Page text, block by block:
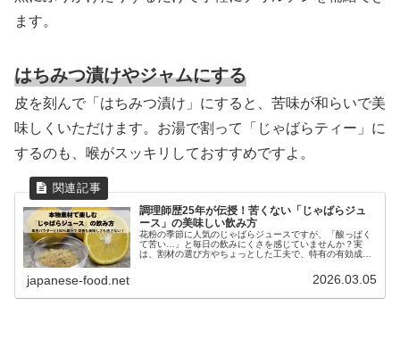
ます。
はちみつ漬けやジャムにする
皮を刻んで「はちみつ漬け」にすると、苦味が和らいで美
味しくいただけます。お湯で割って「じゃばらティー」に
するのも、喉がスッキリしておすすめですよ。
調理師歴25年が伝授！苦くない「じゃばらジュ
ース」の美味しい飲み方
花粉の季節に人気のじゃばらジュースですが、「酸っぱく
て苦い…」と毎日の飲みにくさを感じていませんか？実
は、割材の選び方やちょっとした工夫で、特有の有効成分
japanese-food.net 2026.03.05